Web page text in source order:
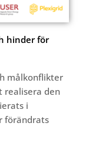
hinder för
målkonflikter
realisera den
i
förändrats